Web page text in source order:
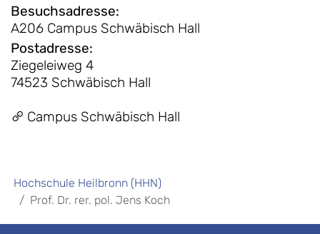
Besuchsadresse:
A206 Campus Schwäbisch Hall
Postadresse:
Ziegeleiweg 4
74523 Schwäbisch Hall
Campus Schwäbisch Hall
Hochschule Heilbronn (HHN)
Prof. Dr. rer. pol. Jens Koch